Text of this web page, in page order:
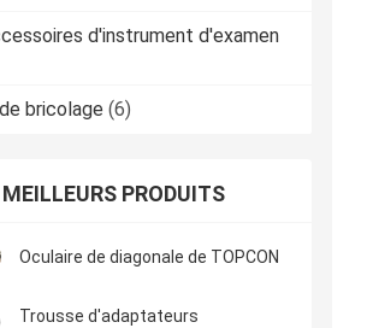
d'instrument d'examen
bricolage (6)
PRODUITS
Oculaire de diagonale de TOPCON
Trousse d'adaptateurs